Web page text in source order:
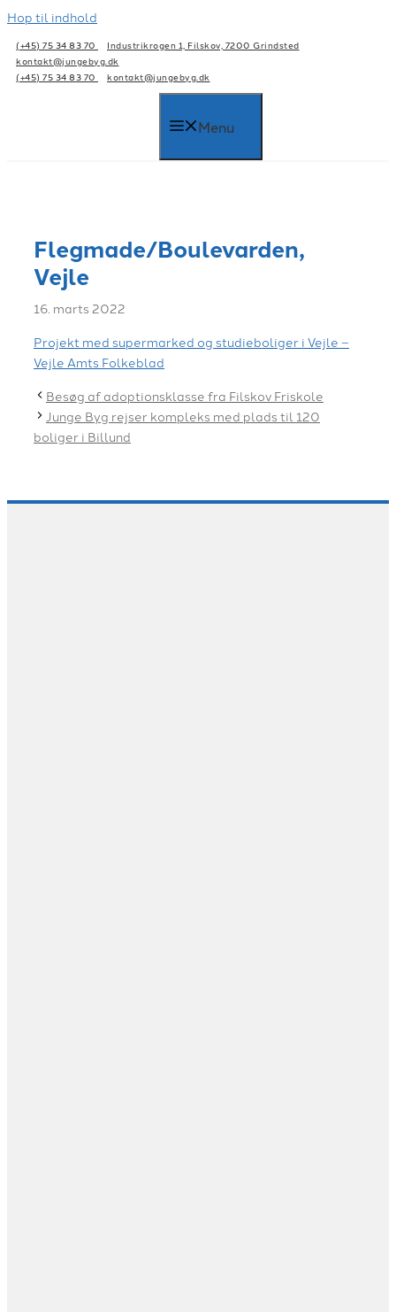
Hop til indhold
(+45) 75 34 83 70
Industrikrogen 1, Filskov, 7200 Grindsted
kontakt@jungebyg.dk
(+45) 75 34 83 70
kontakt@jungebyg.dk
Menu
Flegmade/Boulevarden,
Vejle
16. marts 2022
Projekt med supermarked og studieboliger i Vejle –
Vejle Amts Folkeblad
Besøg af adoptionsklasse fra Filskov Friskole
Junge Byg rejser kompleks med plads til 120
boliger i Billund